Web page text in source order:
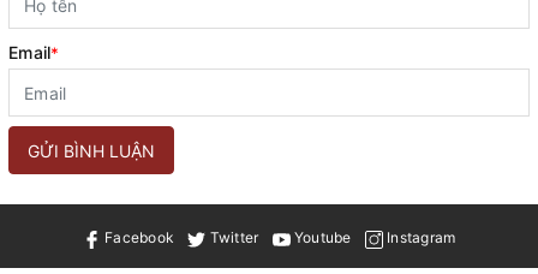
Email*
GỬI BÌNH LUẬN
Facebook Twitter Youtube Instagram